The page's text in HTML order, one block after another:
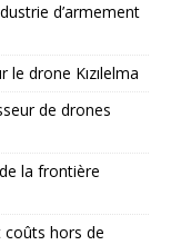
d’armement
drone Kızılelma
de drones
la frontière
coûts hors de